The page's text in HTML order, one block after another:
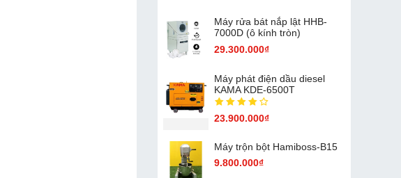
Máy rửa bát nắp lật HHB-
7000D (ô kính tròn)
29.300.000₫
Máy phát điện dầu diesel
KAMA KDE-6500T
23.900.000₫
Máy trộn bột Hamiboss-B15
9.800.000₫